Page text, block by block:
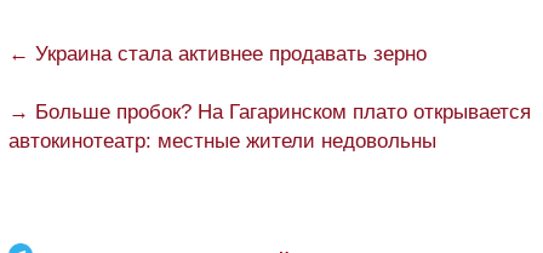
← Украина стала активнее продавать зерно
→ Больше пробок? На Гагаринском плато открывается
автокинотеатр: местные жители недовольны